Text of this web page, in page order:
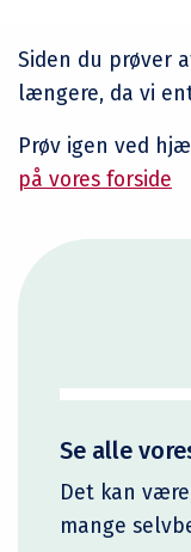
Siden du prøver
længere, da vi
Prøv igen ved
på vores forside
Se alle
Det kan
mange